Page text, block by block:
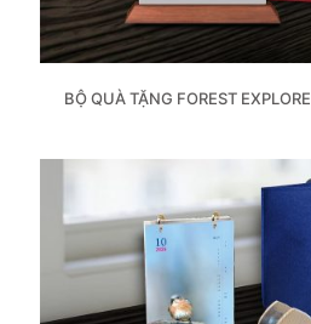
BỘ QUÀ TẶNG FOREST EXPLORE